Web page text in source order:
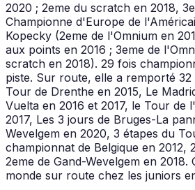
2020 ; 2eme du scratch en 2018,
Championne d'Europe de
Kopecky (2eme de l'Omnium en
aux points en 2016 ; 3eme de
scratch en 2018). 29 fois
piste. Sur route, elle a remporté
Tour de Drenthe en 2015, Le
Vuelta en 2016 et 2017, le Tour de
2017, Les 3 jours de Bruges-La
Wevelgem en 2020, 3 étapes du
championnat de Belgique en 2012,
2eme de Gand-Wevelgem en 2018.
monde sur route chez les juniors